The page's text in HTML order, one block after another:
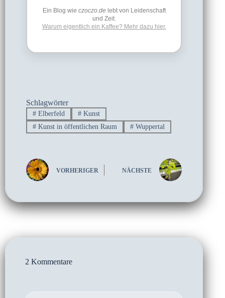
Ein Blog wie czoczo.delebt von Leidenschaft
und Zeit.
Warum eigentlich ein Kaffee? Mehr dazu hier.
Schlagwörter
#Elberfeld #Kunst
#Kunst in öffentlichen Raum #Wuppertal
VORHERIGER NÄCHSTE
2 Kommentare